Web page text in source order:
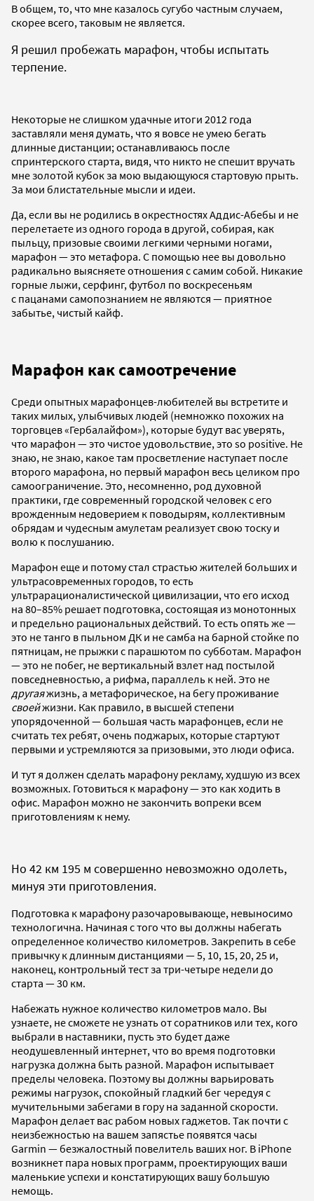
В общем, то, что мне казалось сугубо частным случаем,
скорее всего, таковым не является.
Я решил пробежать марафон, чтобы испытать
терпение.
Некоторые не слишком удачные итоги 2012 года
заставляли меня думать, что я вовсе не умею бегать
длинные дистанции; останавливаюсь после
спринтерского старта, видя, что никто не спешит вручать
мне золотой кубок за мою выдающуюся стартовую прыть.
За мои блистательные мысли и идеи.
Да, если вы не родились в окрестностях Аддис-Абебы и не
перелетаете из одного города в другой, собирая, как
пыльцу, призовые своими легкими черными ногами,
марафон — это метафора. С помощью нее вы довольно
радикально выясняете отношения с самим собой. Никакие
горные лыжи, серфинг, футбол по воскресеньям
с пацанами самопознанием не являются — приятное
забытье, чистый кайф.
Марафон как самоотречение
Среди опытных марафонцев-любителей вы встретите и
таких милых, улыбчивых людей (немножко похожих на
торговцев «Гербалайфом»), которые будут вас уверять,
что марафон — это чистое удовольствие, это so positive. Не
знаю, не знаю, какое там просветление наступает после
второго марафона, но первый марафон весь целиком про
самоограничение. Это, несомненно, род духовной
практики, где современный городской человек с его
врожденным недоверием к поводырям, коллективным
обрядам и чудесным амулетам реализует свою тоску и
волю к послушанию.
Марафон еще и потому стал страстью жителей больших и
ультрасовременных городов, то есть
ультрарационалистической цивилизации, что его исход
на 80–85% решает подготовка, состоящая из монотонных
и предельно рациональных действий. То есть опять же —
это не танго в пыльном ДК и не самба на барной стойке по
пятницам, не прыжки с парашютом по субботам. Марафон
— это не побег, не вертикальный взлет над постылой
повседневностью, а рифма, параллель к ней. Это не
другаяжизнь, а метафорическое, на бегу проживание
своейжизни. Как правило, в высшей степени
упорядоченной — большая часть марафонцев, если не
считать тех ребят, очень поджарых, которые стартуют
первыми и устремляются за призовыми, это люди офиса.
И тут я должен сделать марафону рекламу, худшую из всех
возможных. Готовиться к марафону — это как ходить в
офис. Марафон можно не закончить вопреки всем
приготовлениям к нему.
Но 42 км 195 м совершенно невозможно одолеть,
минуя эти приготовления.
Подготовка к марафону разочаровывающе, невыносимо
технологична. Начиная с того что вы должны набегать
определенное количество километров. Закрепить в себе
привычку к длинным дистанциями — 5, 10, 15, 20, 25 и,
наконец, контрольный тест за три-четыре недели до
старта — 30 км.
Набежать нужное количество километров мало. Вы
узнаете, не сможете не узнать от соратников или тех, кого
выбрали в наставники, пусть это будет даже
неодушевленный интернет, что во время подготовки
нагрузка должна быть разной. Марафон испытывает
пределы человека. Поэтому вы должны варьировать
режимы нагрузок, спокойный гладкий бег чередуя с
мучительными забегами в гору на заданной скорости.
Марафон делает вас рабом новых гаджетов. Так почти с
неизбежностью на вашем запястье появятся часы
Garmin — безжалостный повелитель ваших ног. В iPhone
возникнет пара новых программ, проектирующих ваши
маленькие успехи и констатирующих вашу большую
немощь.